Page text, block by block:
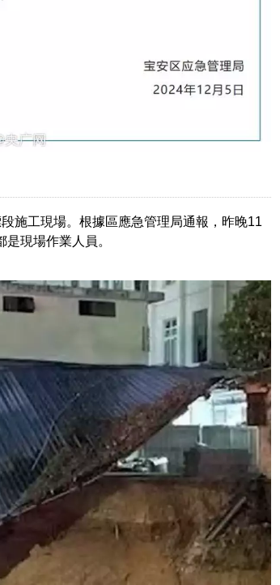
施工現場。根據區應急管理局通報，昨晚11
現場作業人員。